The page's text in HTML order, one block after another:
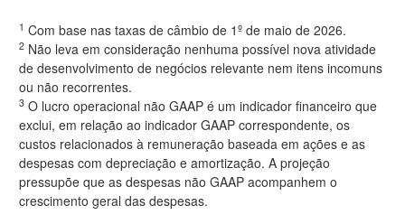
1 Com base nas taxas de câmbio de 1º de maio de 2026.
2 Não leva em consideração nenhuma possível nova atividade
de desenvolvimento de negócios relevante nem itens incomuns
ou não recorrentes.
3 O lucro operacional não GAAP é um indicador financeiro que
exclui, em relação ao indicador GAAP correspondente, os
custos relacionados à remuneração baseada em ações e as
despesas com depreciação e amortização. A projeção
pressupõe que as despesas não GAAP acompanhem o
crescimento geral das despesas.